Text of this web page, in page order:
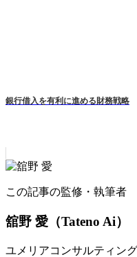
銀行借入を有利に進める財務戦略
この記事の監修・執筆者
舘野 愛 （Tateno Ai）
ユメリアコンサルティン